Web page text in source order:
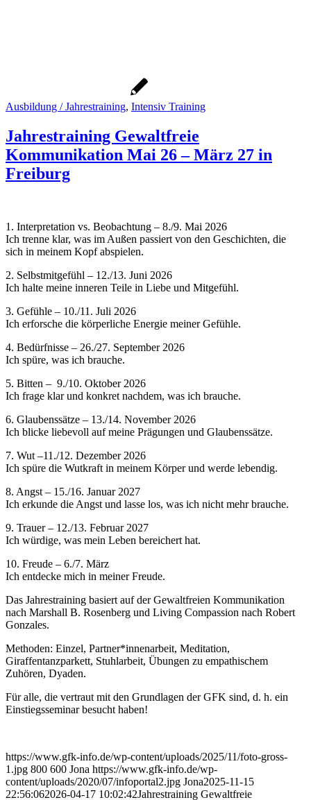
Ausbildung / Jahrestraining, Intensiv Training
Jahrestraining Gewaltfreie
Kommunikation Mai 26 – März 27 in
Freiburg
1. Interpretation vs. Beobachtung – 8./9. Mai 2026
Ich trenne klar, was im Außen passiert von den Geschichten, die
sich in meinem Kopf abspielen.
2. Selbstmitgefühl – 12./13. Juni 2026
Ich halte meine inneren Teile in Liebe und Mitgefühl.
3. Gefühle – 10./11. Juli 2026
Ich erforsche die körperliche Energie meiner Gefühle.
4. Bedürfnisse – 26./27. September 2026
Ich spüre, was ich brauche.
5. Bitten – 9./10. Oktober 2026
Ich frage klar und konkret nachdem, was ich brauche.
6. Glaubenssätze – 13./14. November 2026
Ich blicke liebevoll auf meine Prägungen und Glaubenssätze.
7. Wut –11./12. Dezember 2026
Ich spüre die Wutkraft in meinem Körper und werde lebendig.
8. Angst – 15./16. Januar 2027
Ich erkunde die Angst und lasse los, was ich nicht mehr brauche.
9. Trauer – 12./13. Februar 2027
Ich würdige, was mein Leben bereichert hat.
10. Freude – 6./7. März
Ich entdecke mich in meiner Freude.
Das Jahrestraining basiert auf der Gewaltfreien Kommunikation
nach Marshall B. Rosenberg und Living Compassion nach Robert
Gonzales.
Methoden: Einzel, Partner*innenarbeit, Meditation,
Giraffentanzparkett, Stuhlarbeit, Übungen zu empathischem
Zuhören, Dyaden.
Für alle, die vertraut mit den Grundlagen der GFK sind, d. h. ein
Einstiegsseminar besucht haben!
https://www.gfk-info.de/wp-content/uploads/2025/11/foto-gross-
1.jpg 800 600 Jona https://www.gfk-info.de/wp-
content/uploads/2020/07/infoportal2.jpg Jona2025-11-15
22:56:062026-04-17 10:02:42Jahrestraining Gewaltfreie